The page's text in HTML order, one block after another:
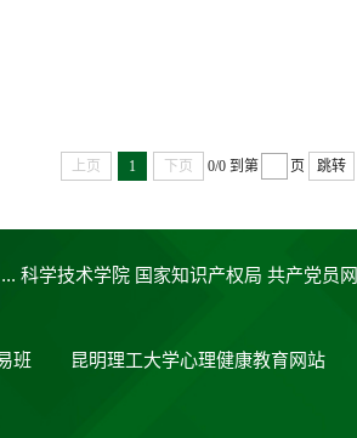
上页 1 下页 0/0 到第 页 跳转
科学技术学院 国家知识产权局 共产党员网
班 昆明理工大学心理健康教育网站